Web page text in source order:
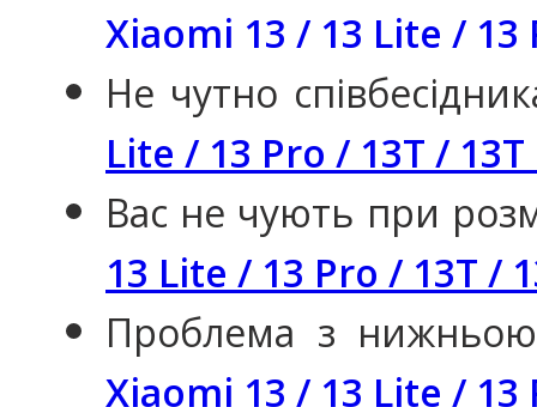
Xiaomi 13 / 13 Lite / 13
Не чутно
Lite / 13 Pro / 13T /
Вас не чують при
13 Lite / 13 Pro / 13T /
Проблема з
Xiaomi 13 / 13 Lite / 13